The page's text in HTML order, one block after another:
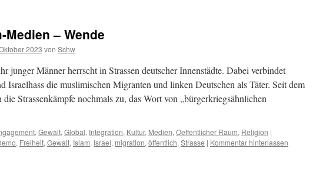
Medien – Wende
2023 von Schw
junger Männer herrscht in Strassen deutscher Innenstädte. Dabei verbindet
Israelhass die muslimischen Migranten und linken Deutschen als Täter. Seit dem
Strassenkämpfe nochmals zu, das Wort von „bürgerkriegsähnlichen
, Gewalt, Global, Integration, Kultur, Medien, Oeffentlicher Raum, Religion |
, Freiheit, Gewalt, Islam, Israel, migration, öffentlich, Strasse | Kommentar hinterlassen